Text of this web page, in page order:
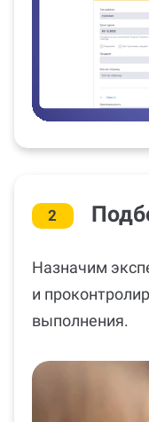
2
Назначим
и
выполнения.